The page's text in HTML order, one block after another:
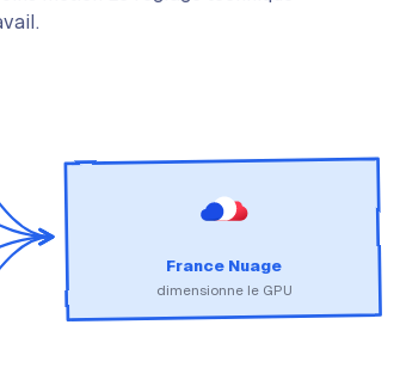
France Nuage
dimensionne le GPU